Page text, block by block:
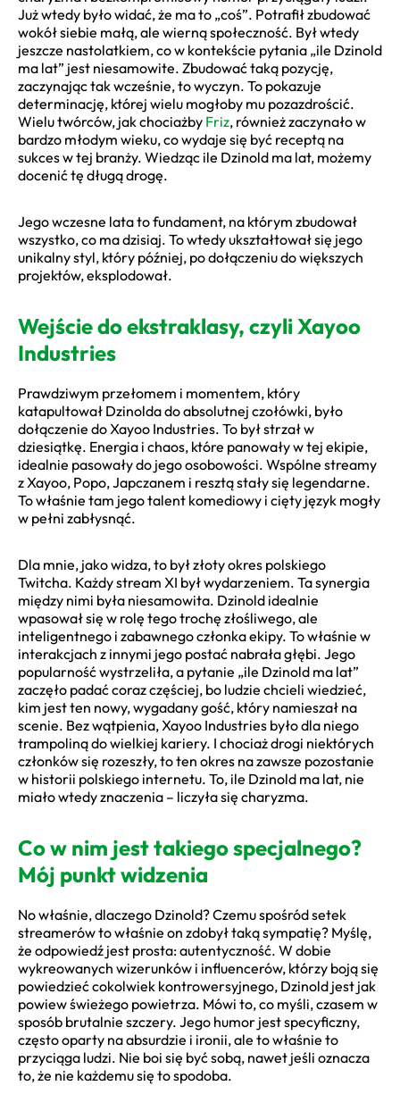
Już wtedy było widać, że ma to „coś”. Potrafił zbudować
wokół siebie małą, ale wierną społeczność. Był wtedy
jeszcze nastolatkiem, co w kontekście pytania „ile Dzinold
ma lat” jest niesamowite. Zbudować taką pozycję,
zaczynając tak wcześnie, to wyczyn. To pokazuje
determinację, której wielu mogłoby mu pozazdrościć.
Wielu twórców, jak chociażby Friz, również zaczynało w
bardzo młodym wieku, co wydaje się być receptą na
sukces w tej branży. Wiedząc ile Dzinold ma lat, możemy
docenić tę długą drogę.
Jego wczesne lata to fundament, na którym zbudował
wszystko, co ma dzisiaj. To wtedy ukształtował się jego
unikalny styl, który później, po dołączeniu do większych
projektów, eksplodował.
Wejście do ekstraklasy, czyli Xayoo
Industries
Prawdziwym przełomem i momentem, który
katapultował Dzinolda do absolutnej czołówki, było
dołączenie do Xayoo Industries. To był strzał w
dziesiątkę. Energia i chaos, które panowały w tej ekipie,
idealnie pasowały do jego osobowości. Wspólne streamy
z Xayoo, Popo, Japczanem i resztą stały się legendarne.
To właśnie tam jego talent komediowy i cięty język mogły
w pełni zabłysnąć.
Dla mnie, jako widza, to był złoty okres polskiego
Twitcha. Każdy stream XI był wydarzeniem. Ta synergia
między nimi była niesamowita. Dzinold idealnie
wpasował się w rolę tego trochę złośliwego, ale
inteligentnego i zabawnego członka ekipy. To właśnie w
interakcjach z innymi jego postać nabrała głębi. Jego
popularność wystrzeliła, a pytanie „ile Dzinold ma lat”
zaczęło padać coraz częściej, bo ludzie chcieli wiedzieć,
kim jest ten nowy, wygadany gość, który namieszał na
scenie. Bez wątpienia, Xayoo Industries było dla niego
trampoliną do wielkiej kariery. I chociaż drogi niektórych
członków się rozeszły, to ten okres na zawsze pozostanie
w historii polskiego internetu. To, ile Dzinold ma lat, nie
miało wtedy znaczenia – liczyła się charyzma.
Co w nim jest takiego specjalnego?
Mój punkt widzenia
No właśnie, dlaczego Dzinold? Czemu spośród setek
streamerów to właśnie on zdobył taką sympatię? Myślę,
że odpowiedź jest prosta: autentyczność. W dobie
wykreowanych wizerunków i influencerów, którzy boją się
powiedzieć cokolwiek kontrowersyjnego, Dzinold jest jak
powiew świeżego powietrza. Mówi to, co myśli, czasem w
sposób brutalnie szczery. Jego humor jest specyficzny,
często oparty na absurdzie i ironii, ale to właśnie to
przyciąga ludzi. Nie boi się być sobą, nawet jeśli oznacza
to, że nie każdemu się to spodoba.